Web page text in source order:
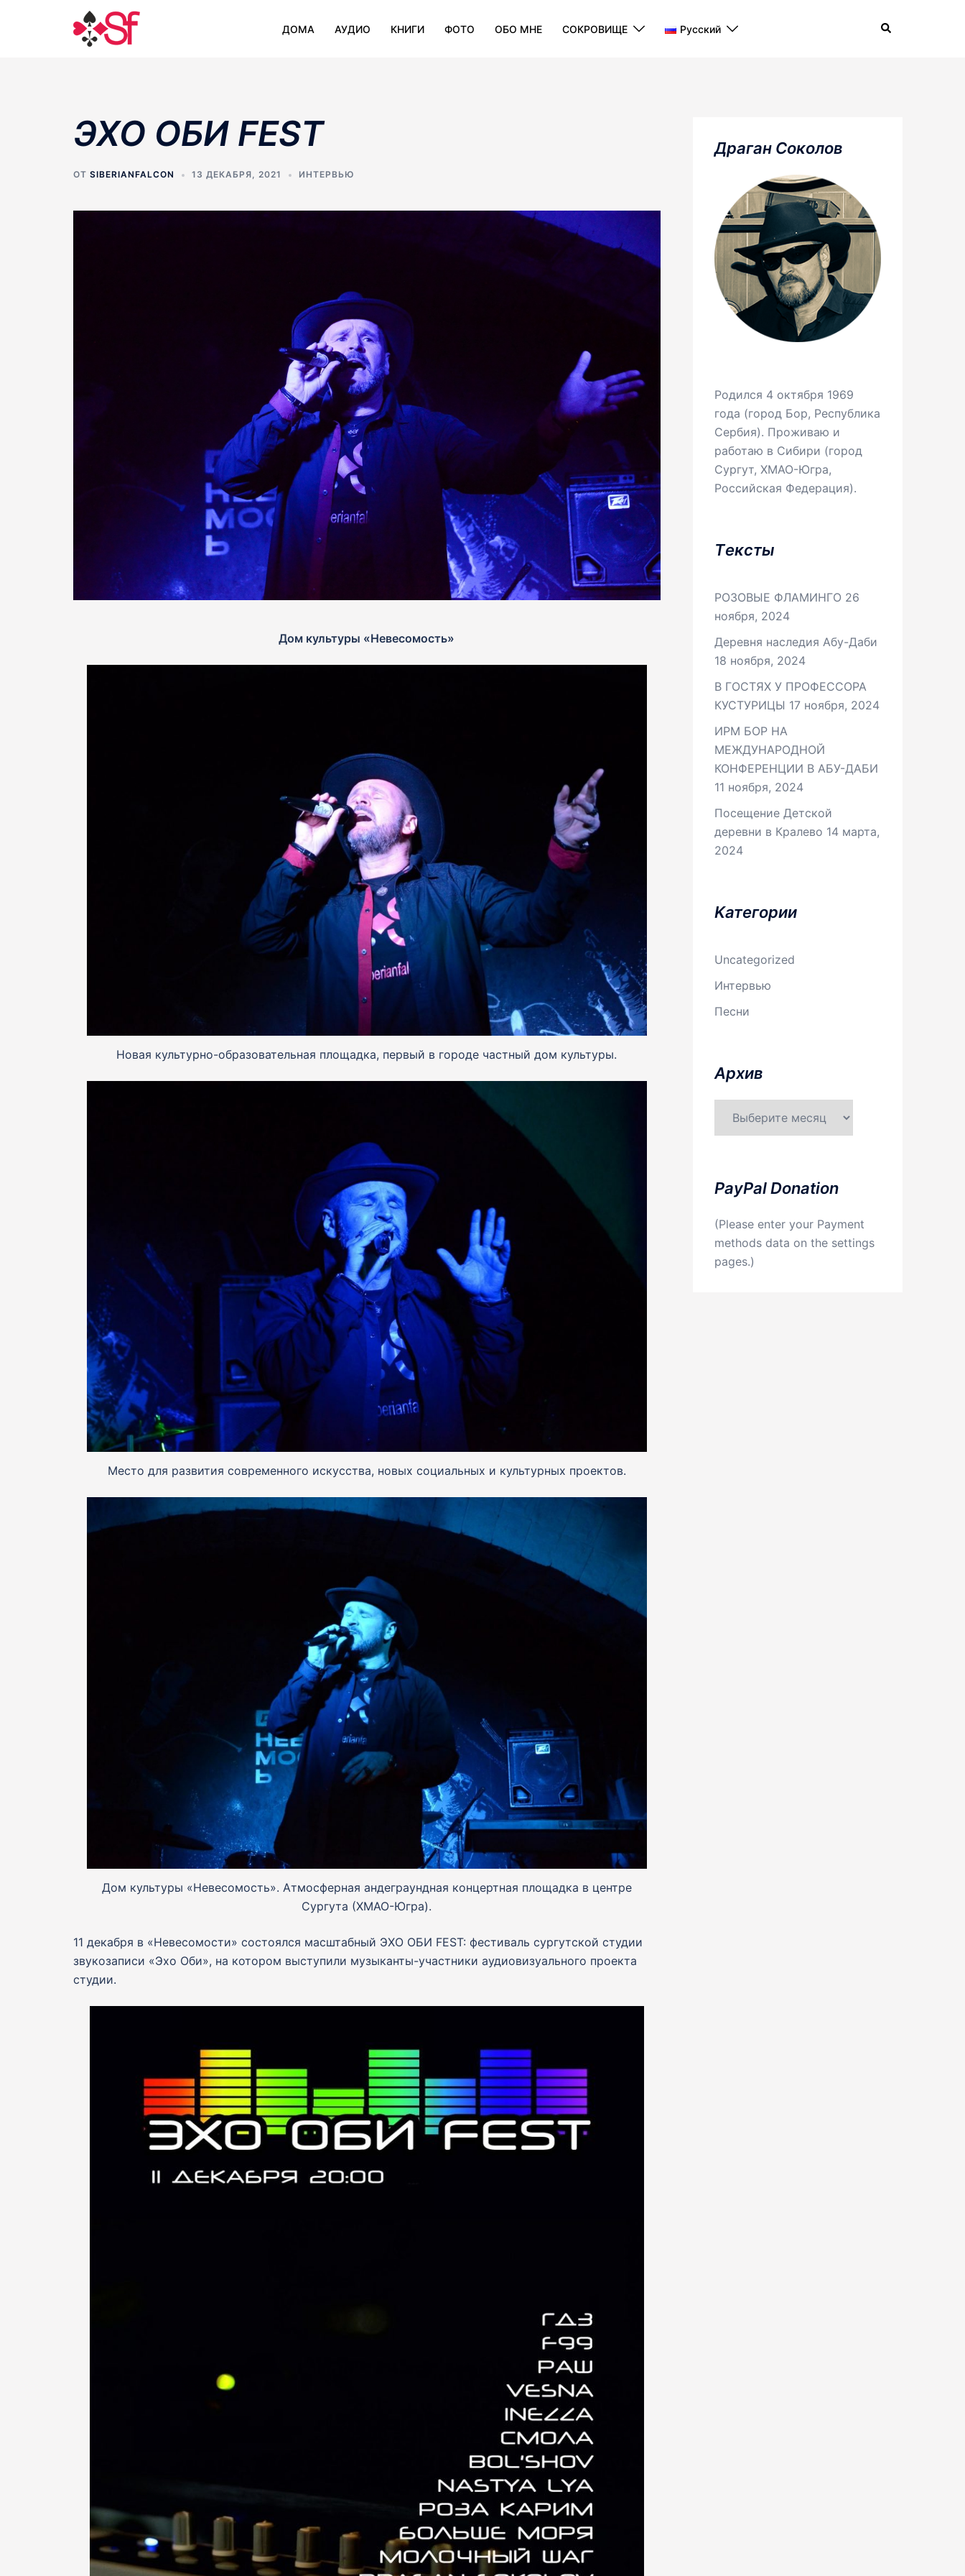
ДОМА АУДИО КНИГИ ФОТО ОБО МНЕ СОКРОВИЩE Русский Поиск
ЭХО ОБИ FEST
ОТ SIBERIANFALCON 13 ДЕКАБРЯ, 2021 ИНТЕРВЬЮ
Дом культуры «Невесомость»
Новая культурно-образовательная площадка, первый в городе частный дом культуры.
Место для развития современного искусства, новых социальных и культурных проектов.
Дом культуры «Невесомость». Атмосферная андеграундная концертная площадка в центре
Cургута (ХМАО-Югра).
11 декабря в «Невесомости» состоялся масштабный ЭХО ОБИ FEST: фестиваль сургутской студии
звукозаписи «Эхо Оби», на котором выступили музыканты-участники аудиовизуального проекта
студии.
Драган Соколов
Родился 4 октября 1969
года (город Бор, Республика
Сербия). Проживаю и
работаю в Сибири (город
Сургут, ХМАО-Югра,
Российская Федерация).
Tексты
РОЗОВЫЕ ФЛАМИНГО 26
ноября, 2024
Деревня наследия Абу-Даби
18 ноября, 2024
В ГОСТЯХ У ПРОФЕССОРА
КУСТУРИЦЫ 17 ноября, 2024
ИРМ БОР НА
МЕЖДУНАРОДНОЙ
КОНФЕРЕНЦИИ В АБУ-ДАБИ
11 ноября, 2024
Посещение Детской
деревни в Кралево 14 марта,
2024
Kатегории
Uncategorized
Интервью
Песни
Aрхив
PayPal Donation
(Please enter your Payment
methods data on the settings
pages.)